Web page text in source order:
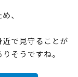
、
で見守ることが
そうですね。